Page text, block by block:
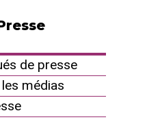
de presse
médias
ne
le nucléaire ne sauvera